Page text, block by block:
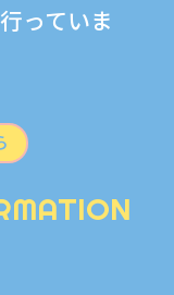
っていま